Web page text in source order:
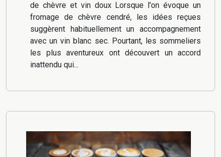
de chèvre et vin doux Lorsque l'on évoque un
fromage de chèvre cendré, les idées reçues
suggèrent habituellement un accompagnement
avec un vin blanc sec. Pourtant, les sommeliers
les plus aventureux ont découvert un accord
inattendu qui...